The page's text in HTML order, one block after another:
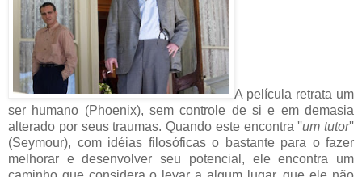
A película retrata um
ser humano (Phoenix), sem controle de si e em demasia
alterado por seus traumas. Quando este encontra ''um tutor''
(Seymour), com idéias filosóficas o bastante para o fazer
melhorar e desenvolver seu potencial, ele encontra um